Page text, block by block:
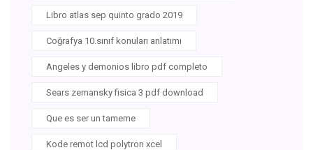
Libro atlas sep quinto grado 2019
Coğrafya 10.sınıf konuları anlatımı
Angeles y demonios libro pdf completo
Sears zemansky fisica 3 pdf download
Que es ser un tameme
Kode remot lcd polytron xcel